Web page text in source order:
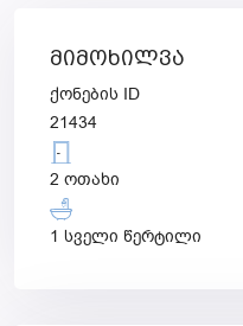
მიმოხილვა
ქონების ID
21434
2 ოთახი
1 სველი წერტილი